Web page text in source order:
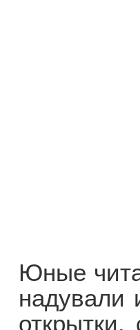
Юные
надували
открытки,